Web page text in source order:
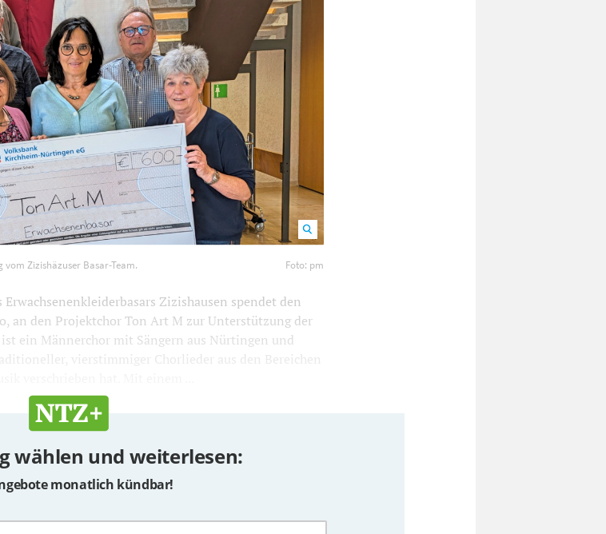
Zizishäzuser Basar-Team. Foto: pm
Erwachsenenkleiderbasars Zizishausen spendet den
an den Projektchor Ton Art M zur Unterstützung der
ein Männerchor mit Sängern aus Nürtingen und
vierstimmiger Chorlieder aus den Bereichen
wählen und weiterlesen:
monatlich kündbar!